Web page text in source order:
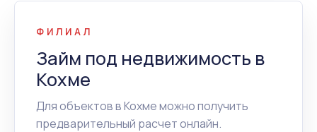
ФИЛИАЛ
Займ под недвижимость в
Кохме
Для объектов в Кохме можно получить
предварительный расчет онлайн.